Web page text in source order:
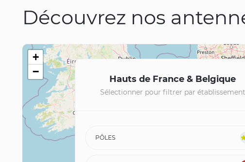
Découvrez nos
+
−
Hauts de France & Belgique
Sélectionner pour filtrer par établissement
PÔLES